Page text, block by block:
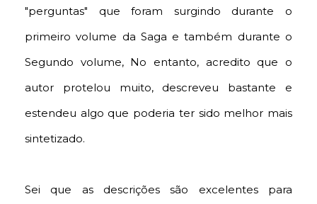
"perguntas" que foram surgindo durante o
primeiro volume da Saga e também durante o
Segundo volume, No entanto, acredito que o
autor protelou muito, descreveu bastante e
estendeu algo que poderia ter sido melhor mais
sintetizado.
Sei que as descrições são excelentes para